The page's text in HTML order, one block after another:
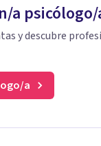
a
y descubre
a